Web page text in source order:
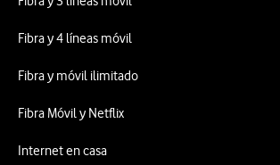
Fibra y 4 líneas móvil
Fibra y móvil ilimitado
Fibra Móvil y Netflix
Internet en casa